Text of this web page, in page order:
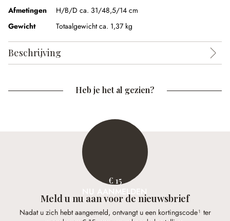
Afmetingen
H/B/D ca. 31/48,5/14 cm
Gewicht
Totaalgewicht ca. 1,37 kg
Beschrijving
Heb je het al gezien?
€ 15
NU AANMELDEN
Meld u nu aan voor de nieuwsbrief
Nadat u zich hebt aangemeld, ontvangt u een kortingscode¹ ter